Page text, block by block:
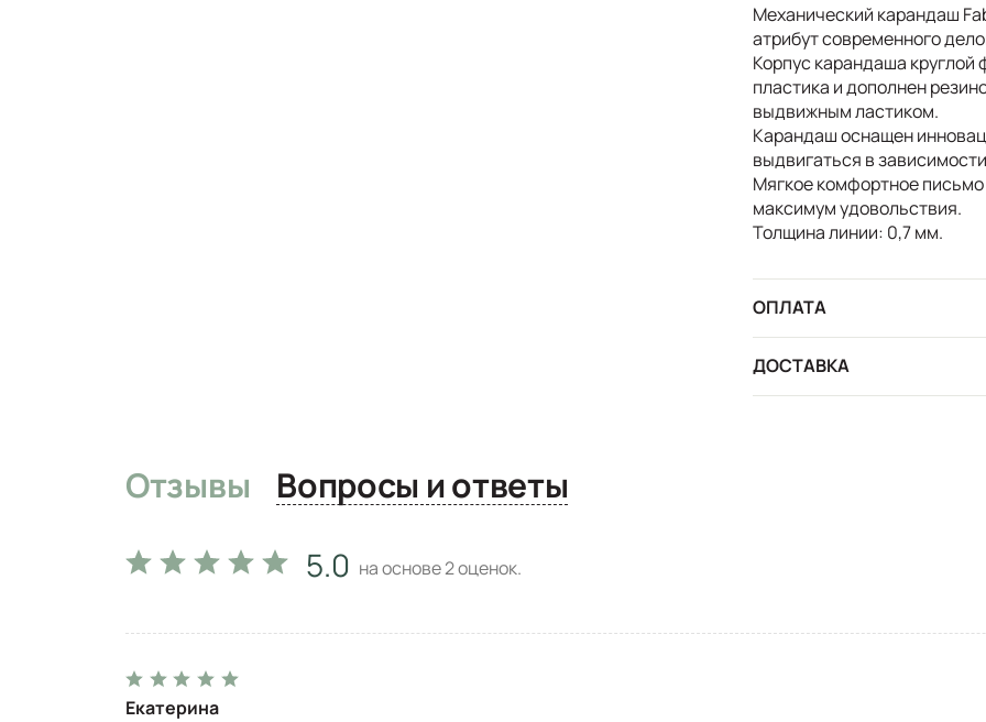
Механический карандаш
атрибут современного
Корпус карандаша
пластика и дополнен
выдвижным ластиком.
Карандаш оснащен
выдвигаться в
Мягкое комфортное
максимум удовольствия.
Толщина линии: 0,7 мм.
ОПЛАТА
ДОСТАВКА
Отзывы Вопросы и ответы
5.0 на основе2оценок.
Екатерина